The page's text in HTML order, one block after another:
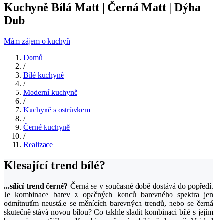
Kuchyně Bílá Matt | Černá Matt | Dýha
Dub
Mám zájem o kuchyň
Domů
/
Bílé kuchyně
/
Moderní kuchyně
/
Kuchyně s ostrůvkem
/
Černé kuchyně
/
Realizace
Klesající trend bílé?
...sílící trend černé? Černá se v současné době dostává do popředí.
Je kombinace barev z opačných konců barevného spektra jen
odmítnutím neustále se měnících barevných trendů, nebo se černá
skutečně stává novou bílou? Co takhle sladit kombinaci bílé s jejím